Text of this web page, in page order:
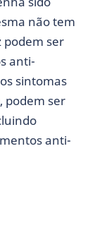
não tem
ser
anti-
sintomas
podem ser
anti-